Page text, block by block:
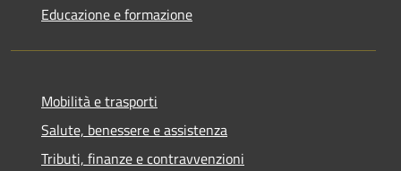
Educazione e formazione
Mobilità e trasporti
Salute, benessere e assistenza
Tributi, finanze e contravvenzioni